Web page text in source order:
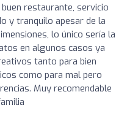
buen restaurante, servicio
y tranquilo apesar de la
lo único sería la
en algunos casos ya
tanto para bien
como para mal pero
Muy recomendable